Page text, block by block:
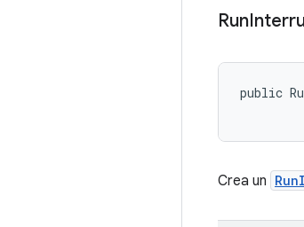
Run
public
Crea un